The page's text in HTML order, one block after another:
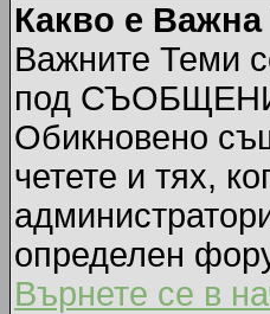
Какво е
Важните Теми
под
Обикновено
четете и тях,
определен
Върнете се в